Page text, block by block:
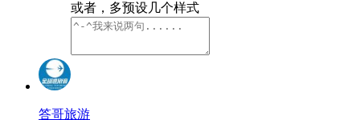
或者，多预设几个样式
答哥旅游